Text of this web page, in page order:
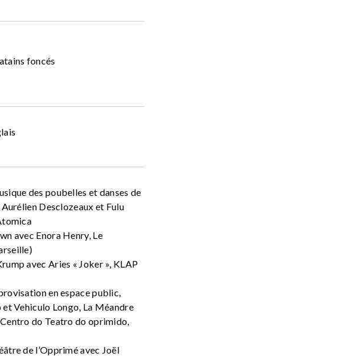
foncés
des poubelles et danses de
Desclozeaux et Fulu
avec Enora Henry, Le
avec Aries « Joker », KLAP
en espace public,
et Vehiculo Longo, La Méandre
do Teatro do oprimido,
de l’Opprimé avec Joël